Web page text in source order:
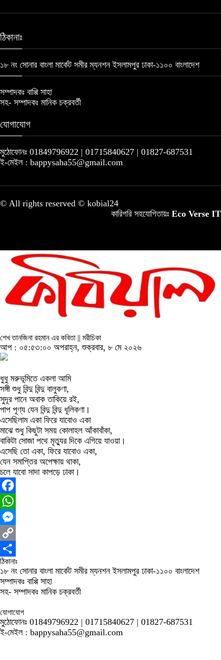
ঠিকানাঃ
১৮ নং সোনার বাংলা মার্কেট সমীর ম্যনশন ইসলামপুর ঢাকা-১১০০ বাংলাদেশ
সম্পাদকঃ বাপ্পি সাহা
সহ- সম্পাদকঃ মানিক চক্রবর্তী
যোগাযোগ
মুঠোফোনঃ 01849796922 | 01715840627 | 01827-687531
ই-মেইল : bappysaha55@gmail.com
© All rights reserved © kobial24
কারিগরি সহযোগিতায়ঃ Eco Verse IT
শেখ তানজিনা রহমান এর কবিতা || মরীচিকা
আপ : ০৫:৫৩:০০ অপরাহ্ন, শুক্রবার, ৮ মে ২০২৬
ধুধু মরুভূমিতে একলা আমি
সঙ্গী শুধু বিন্দু বিন্দু বালুকণা,
সুদূর পানে অবাক তাকিয়ে রই,
পাপ পূণ্য যেন বিন্দু বিন্দু ধূলিকণা।
এসেছিলাম একা ফিরে যাবোও একা
মাঝে শুধু কিছুটা সময় কোলাহল আঁকাবাঁকা,
বাকিটা সোজা পথে মৃত্যুর দিকে এগিয়ে যাওয়া।
এসেছি তো একা, ফিরে যাবোও একা,
যেন সমাপ্তির অপেক্ষায় থাকা,
চলে যাবো সাদা কাপড়ে ঢাকা।
Facebook
WhatsApp
Messenger
Copy
Link
Share
ঠিকানাঃ
১৮ নং সোনার বাংলা মার্কেট সমীর ম্যনশন ইসলামপুর ঢাকা-১১০০ বাংলাদেশ
সম্পাদকঃ বাপ্পি সাহা
সহ- সম্পাদকঃ মানিক চক্রবর্তী
যোগাযোগ
মুঠোফোনঃ 01849796922 | 01715840627 | 01827-687531
ই-মেইল : bappysaha55@gmail.com